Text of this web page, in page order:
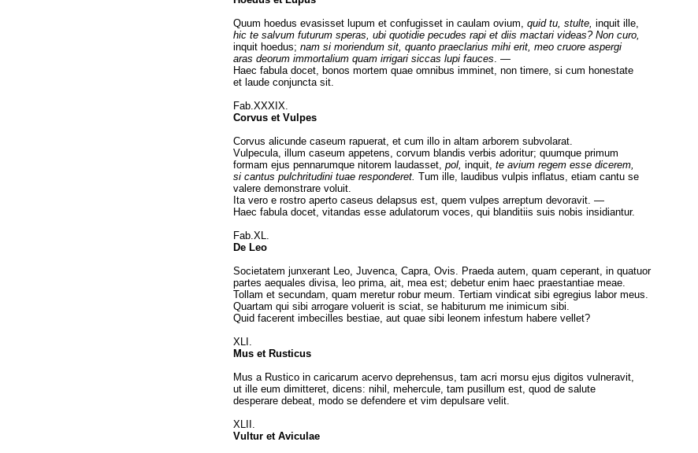
Quum hoedus evasisset lupum et confugisset in caulam ovium, quid tu, stulte, inquit ille,
hic te salvum futurum speras, ubi quotidie pecudes rapi et diis mactari videas? Non curo,
inquit hoedus; nam si moriendum sit, quanto praeclarius mihi erit, meo cruore aspergi
aras deorum immortalium quam irrigari siccas lupi fauces. —
Haec fabula docet, bonos mortem quae omnibus imminet, non timere, si cum honestate
et laude conjuncta sit.
Fab.XXXIX.
Corvus et Vulpes
Corvus alicunde caseum rapuerat, et cum illo in altam arborem subvolarat.
Vulpecula, illum caseum appetens, corvum blandis verbis adoritur; quumque primum
formam ejus pennarumque nitorem laudasset, pol, inquit, te avium regem esse dicerem,
si cantus pulchritudini tuae responderet. Tum ille, laudibus vulpis inflatus, etiam cantu se
valere demonstrare voluit.
Ita vero e rostro aperto caseus delapsus est, quem vulpes arreptum devoravit. —
Haec fabula docet, vitandas esse adulatorum voces, qui blanditiis suis nobis insidiantur.
Fab.XL.
De Leo
Societatem junxerant Leo, Juvenca, Capra, Ovis. Praeda autem, quam ceperant, in quatuor
partes aequales divisa, leo prima, ait, mea est; debetur enim haec praestantiae meae.
Tollam et secundam, quam meretur robur meum. Tertiam vindicat sibi egregius labor meus.
Quartam qui sibi arrogare voluerit is sciat, se habiturum me inimicum sibi.
Quid facerent imbecilles bestiae, aut quae sibi leonem infestum habere vellet?
XLI.
Mus et Rusticus
Mus a Rustico in caricarum acervo deprehensus, tam acri morsu ejus digitos vulneravit,
ut ille eum dimitteret, dicens: nihil, mehercule, tam pusillum est, quod de salute
desperare debeat, modo se defendere et vim depulsare velit.
XLII.
Vultur et Aviculae